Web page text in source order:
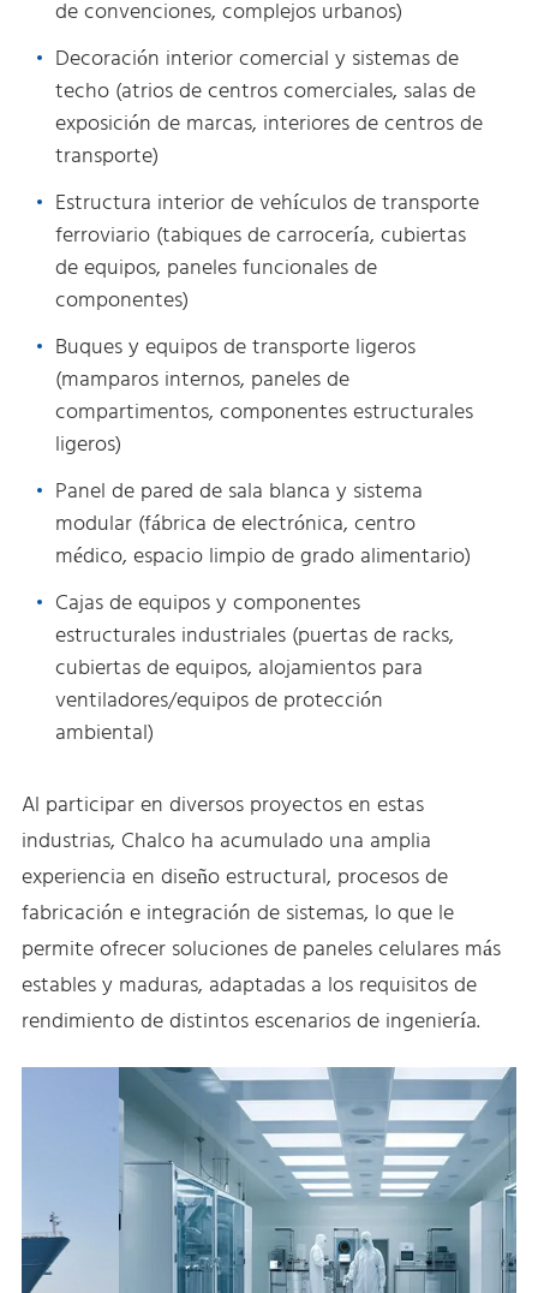
de convenciones, complejos urbanos)
Decoración interior comercial y sistemas de
techo (atrios de centros comerciales, salas de
exposición de marcas, interiores de centros de
transporte)
Estructura interior de vehículos de transporte
ferroviario (tabiques de carrocería, cubiertas
de equipos, paneles funcionales de
componentes)
Buques y equipos de transporte ligeros
(mamparos internos, paneles de
compartimentos, componentes estructurales
ligeros)
Panel de pared de sala blanca y sistema
modular (fábrica de electrónica, centro
médico, espacio limpio de grado alimentario)
Cajas de equipos y componentes
estructurales industriales (puertas de racks,
cubiertas de equipos, alojamientos para
ventiladores/equipos de protección
ambiental)
Al participar en diversos proyectos en estas
industrias, Chalco ha acumulado una amplia
experiencia en diseño estructural, procesos de
fabricación e integración de sistemas, lo que le
permite ofrecer soluciones de paneles celulares más
estables y maduras, adaptadas a los requisitos de
rendimiento de distintos escenarios de ingeniería.